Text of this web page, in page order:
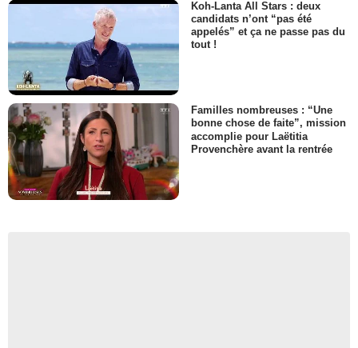
Koh-Lanta All Stars : deux
candidats n’ont “pas été
appelés” et ça ne passe pas du
tout !
Familles nombreuses : “Une
bonne chose de faite”, mission
accomplie pour Laëtitia
Provenchère avant la rentrée